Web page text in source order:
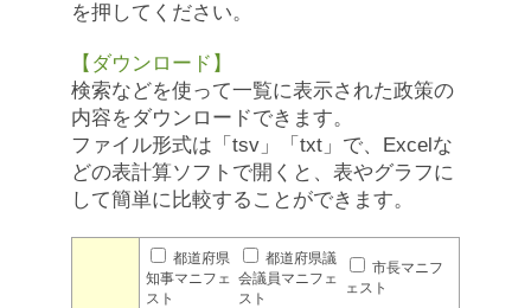
を押してください。
【ダウンロード】
検索などを使って一覧に表示された政策の
内容をダウンロードできます。
ファイル形式は「tsv」「txt」で、Excelな
どの表計算ソフトで開くと、表やグラフに
して簡単に比較することができます。
都道府県
知事マニフェ
スト
都道府県議
会議員マニフェ
スト
市長マニフ
ェスト